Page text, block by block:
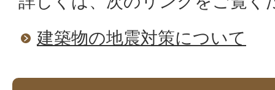
建築物の地震対策について